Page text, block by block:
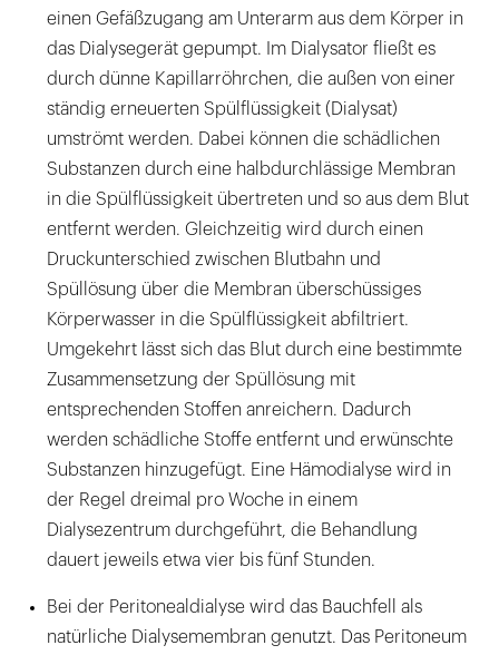
einen Gefäßzugang am Unterarm aus dem Körper in
das Dialysegerät gepumpt. Im Dialysator fließt es
durch dünne Kapillarröhrchen, die außen von einer
ständig erneuerten Spülflüssigkeit (Dialysat)
umströmt werden. Dabei können die schädlichen
Substanzen durch eine halbdurchlässige Membran
in die Spülflüssigkeit übertreten und so aus dem Blut
entfernt werden. Gleichzeitig wird durch einen
Druckunterschied zwischen Blutbahn und
Spüllösung über die Membran überschüssiges
Körperwasser in die Spülflüssigkeit abfiltriert.
Umgekehrt lässt sich das Blut durch eine bestimmte
Zusammensetzung der Spüllösung mit
entsprechenden Stoffen anreichern. Dadurch
werden schädliche Stoffe entfernt und erwünschte
Substanzen hinzugefügt. Eine Hämodialyse wird in
der Regel dreimal pro Woche in einem
Dialysezentrum durchgeführt, die Behandlung
dauert jeweils etwa vier bis fünf Stunden.
Bei der Peritonealdialyse wird das Bauchfell als
natürliche Dialysemembran genutzt. Das Peritoneum